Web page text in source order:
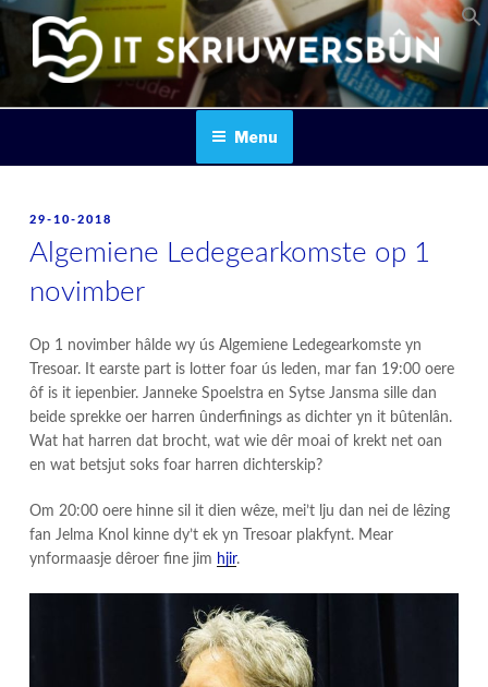
Skip
content
IT SKRIUWERSBOUN
Menu
POSTED
29-10-2018
Algemiene Ledegearkomste op 1
novimber
Op 1 novimber hâlde wy ús Algemiene Ledegearkomste yn
Tresoar. It earste part is lotter foar ús leden, mar fan 19:00 oere
ôf is it iepenbier. Janneke Spoelstra en Sytse Jansma sille dan
beide sprekke oer harren ûnderfinings as dichter yn it bûtenlân.
Wat hat harren dat brocht, wat wie dêr moai of krekt net oan
en wat betsjut soks foar harren dichterskip?
Om 20:00 oere hinne sil it dien wêze, mei’t lju dan nei de lêzing
fan Jelma Knol kinne dy’t ek yn Tresoar plakfynt. Mear
ynformaasje dêroer fine jim hjir.